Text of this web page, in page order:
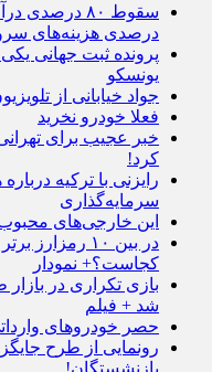
درصدی هزینه‌های
پرونده ثبت جهانی یکی
یونسکو
جواد خیابانی از
فعلا خودرو نخرید
خبر عجیب برای
کرد!
رایزنی با ترکیه
سرمایه‌گذاری
این خارجی‌های
کجاست؟+ نمودار
بازی تکراری در
شد + فیلم
حصر خودروهای
رونمایی از طرح
بازنشستگان!